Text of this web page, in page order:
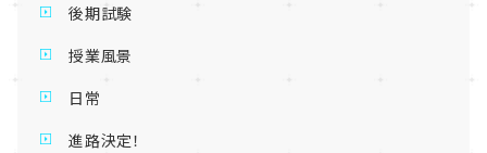
後期試験
授業風景
日常
進路決定！